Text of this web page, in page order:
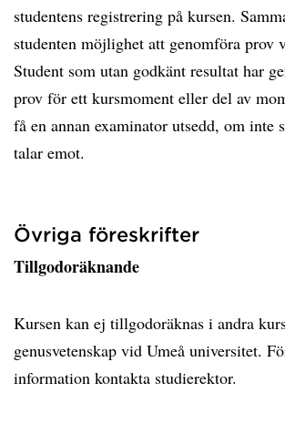
studentens registrering på kursen.
studenten möjlighet att genomföra
Student som utan godkänt resultat har
prov för ett kursmoment eller del av
få en annan examinator utsedd, om inte
talar emot.
Övriga föreskrifter
Tillgodoräknande
Kursen kan ej tillgodoräknas i andra
genusvetenskap vid Umeå universitet.
information kontakta studierektor.